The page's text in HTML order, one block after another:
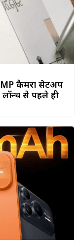
कैमरा सेटअप
से पहले ही